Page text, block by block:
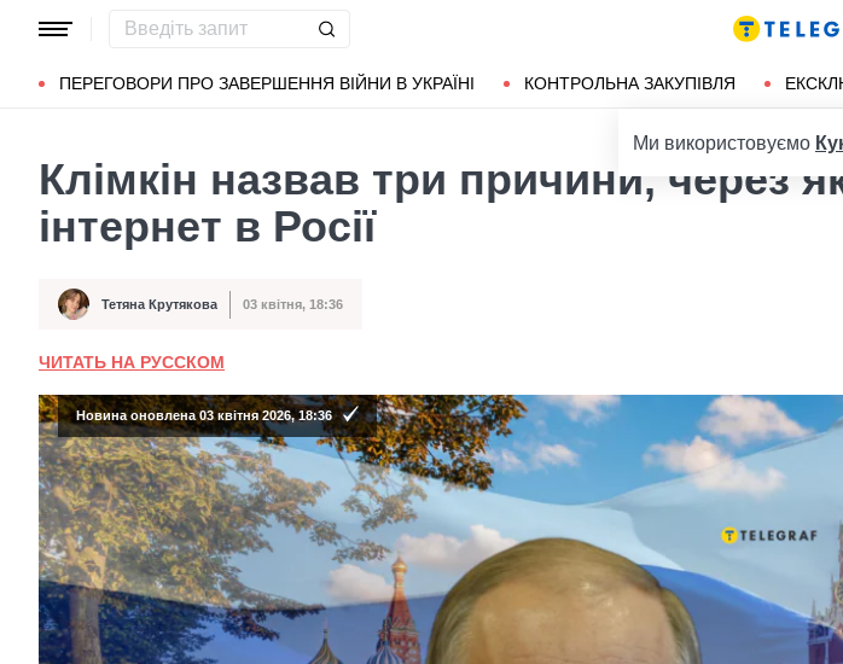
ПЕРЕГОВОРИ ПРО ЗАВЕРШЕННЯ ВІЙНИ В УКРАЇНІ КОНТРОЛЬНА ЗАКУПІВЛЯ
Популярні запити Маріуполь Донбас
Ми використовуємо
Клімкін назвав три причини, через
інтернет в Росії
Автор Тетяна Крутякова
Дата публікації 03 квітня, 18:36
ЧИТАТЬ НА РУССКОМ
Новина оновлена 03 квітня 2026, 18:36